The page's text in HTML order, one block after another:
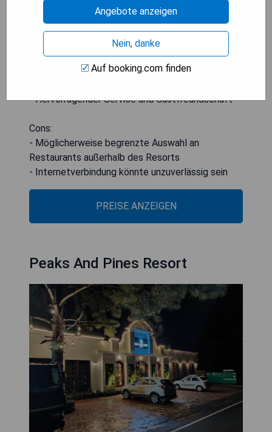
Pros:
- Luxuriöse und komfortable Unterkünfte
- All-inclusive-Pakete bieten eine Vielzahl von
- Hervorragender Service und Gastfreundschaft
Cons:
- Möglicherweise begrenzte Auswahl an
Restaurants außerhalb des Resorts
- Internetverbindung könnte unzuverlässig sein
PREISE ANZEIGEN
Peaks And Pines Resort
Angebote anzeigen
Nein, danke
Auf booking.com finden